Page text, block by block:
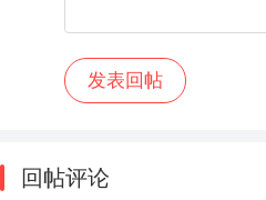
回帖评论